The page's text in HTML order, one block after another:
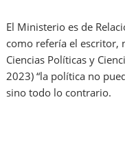
El Ministerio es de
como refería el escritor,
Ciencias Políticas y
2023) “la política no
sino todo lo contrario.